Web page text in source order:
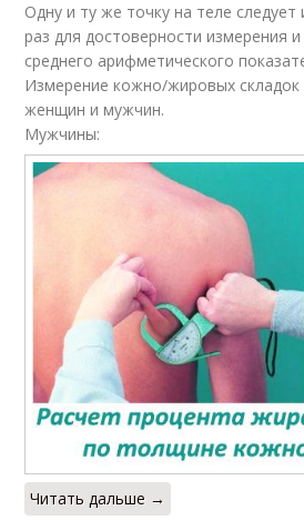
Одну и ту же точку на теле следует
раз для достоверности измерения
среднего арифметического
Измерение кожно/жировых складок
женщин и мужчин.
Мужчины:
Читать дальше →